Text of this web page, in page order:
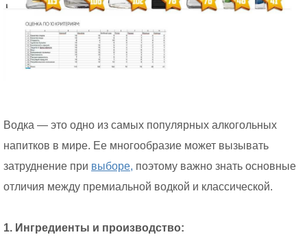
Водка — это одно из самых популярных алкогольных
напитков в мире. Ее многообразие может вызывать
затруднение при выборе, поэтому важно знать основные
отличия между премиальной водкой и классической.
1. Ингредиенты и производство: